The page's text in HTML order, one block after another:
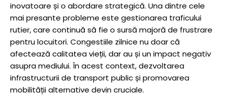
inovatoare și o abordare strategică. Una dintre cele
mai presante probleme este gestionarea traficului
rutier, care continuă să fie o sursă majoră de frustrare
pentru locuitori. Congestiile zilnice nu doar că
afectează calitatea vieții, dar au și un impact negativ
asupra mediului. În acest context, dezvoltarea
infrastructurii de transport public și promovarea
mobilității alternative devin cruciale.